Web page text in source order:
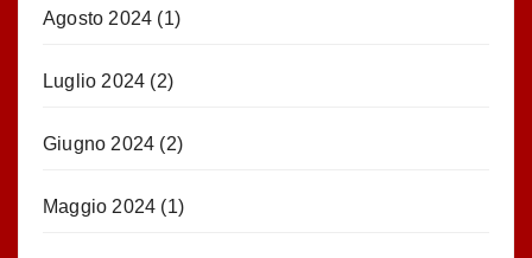
Agosto 2024 (1)
Luglio 2024 (2)
Giugno 2024 (2)
Maggio 2024 (1)